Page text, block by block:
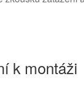
k montáži